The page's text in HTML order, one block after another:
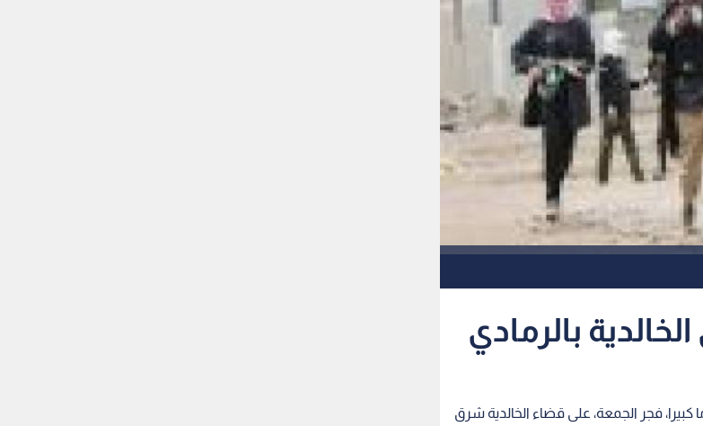
بالرمادي
فجر الجمعة، على قضاء الخالدية شرق